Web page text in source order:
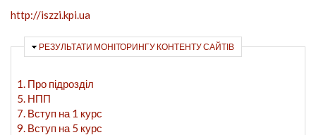
http://iszzi.kpi.ua
ПРИХОВАТИ
РЕЗУЛЬТАТИ МОНІТОРИНГУ КОНТЕНТУ САЙТІВ
1. Про підрозділ
5. НПП
7. Вступ на 1 курс
9. Вступ на 5 курс